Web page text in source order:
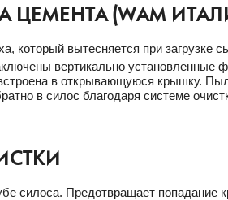
(WAM
который вытесняется при загрузке
вертикально
в открывающуюся крышку.
в силос благодаря системе
силоса. Предотвращает